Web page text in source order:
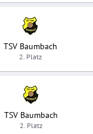
TSV Baumbach
2. Platz
TSV Baumbach
2. Platz